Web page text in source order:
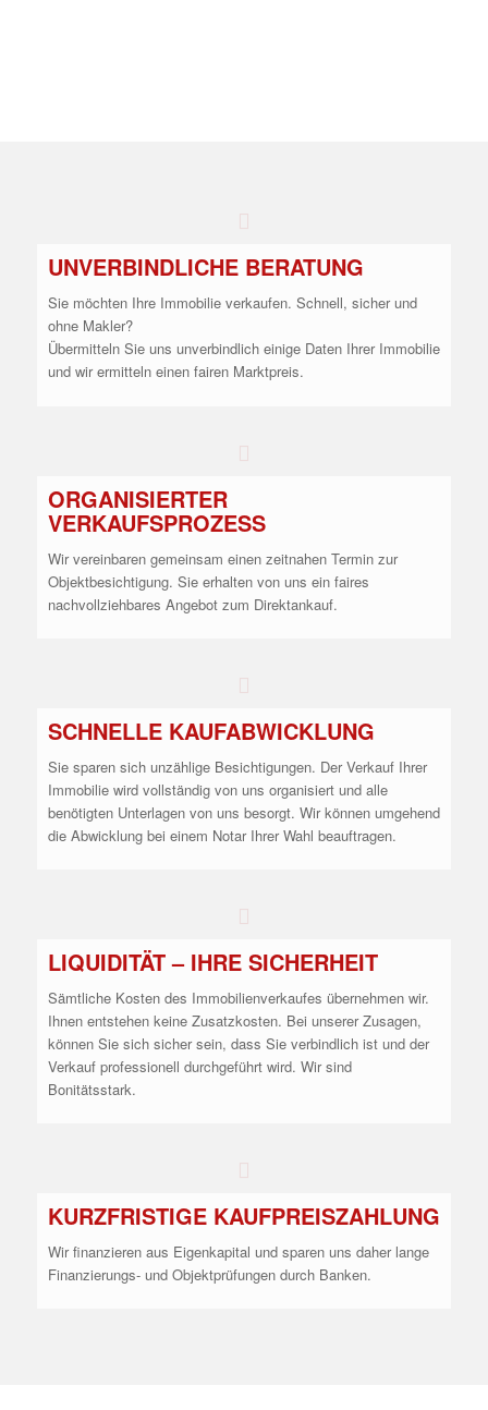
UNVERBINDLICHE BERATUNG
Sie möchten Ihre Immobilie verkaufen. Schnell, sicher und
ohne Makler?
Übermitteln Sie uns unverbindlich einige Daten Ihrer Immobilie
und wir ermitteln einen fairen Marktpreis.
ORGANISIERTER
VERKAUFSPROZESS
Wir vereinbaren gemeinsam einen zeitnahen Termin zur
Objektbesichtigung. Sie erhalten von uns ein faires
nachvollziehbares Angebot zum Direktankauf.
SCHNELLE KAUFABWICKLUNG
Sie sparen sich unzählige Besichtigungen. Der Verkauf Ihrer
Immobilie wird vollständig von uns organisiert und alle
benötigten Unterlagen von uns besorgt. Wir können umgehend
die Abwicklung bei einem Notar Ihrer Wahl beauftragen.
LIQUIDITÄT – IHRE SICHERHEIT
Sämtliche Kosten des Immobilienverkaufes übernehmen wir.
Ihnen entstehen keine Zusatzkosten. Bei unserer Zusagen,
können Sie sich sicher sein, dass Sie verbindlich ist und der
Verkauf professionell durchgeführt wird. Wir sind
Bonitätsstark.
KURZFRISTIGE KAUFPREISZAHLUNG
Wir finanzieren aus Eigenkapital und sparen uns daher lange
Finanzierungs- und Objektprüfungen durch Banken.